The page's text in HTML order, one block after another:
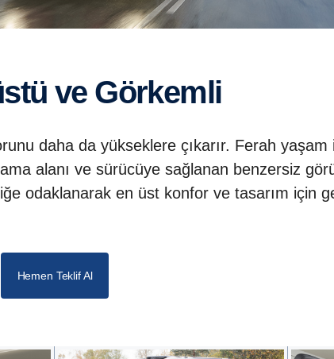
ve Görkemli
daha da yükseklere çıkarır. Ferah
alanı ve sürücüye sağlanan benzersiz
odaklanarak en üst konfor ve tasarım için
Hemen Teklif Al